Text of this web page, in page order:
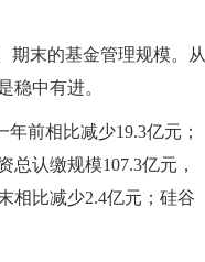
期末的基金管理规模。从
稳中有进。
前相比减少19.3亿元；
总认缴规模107.3亿元，
相比减少2.4亿元；硅谷